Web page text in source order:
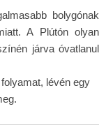
bolygónak
A Plútón olyan
járva óvatlanul
lévén egy